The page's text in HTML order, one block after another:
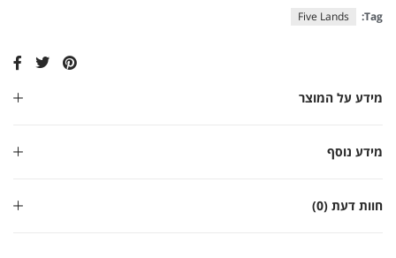
מידע על המוצר
מידע נוסף
חוות דעת (0)
Tag:
Five Lands